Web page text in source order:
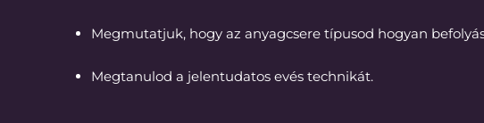
Megmutatjuk, hogy az anyagcsere típusod hogyan
Megtanulod a jelentudatos evés technikát.